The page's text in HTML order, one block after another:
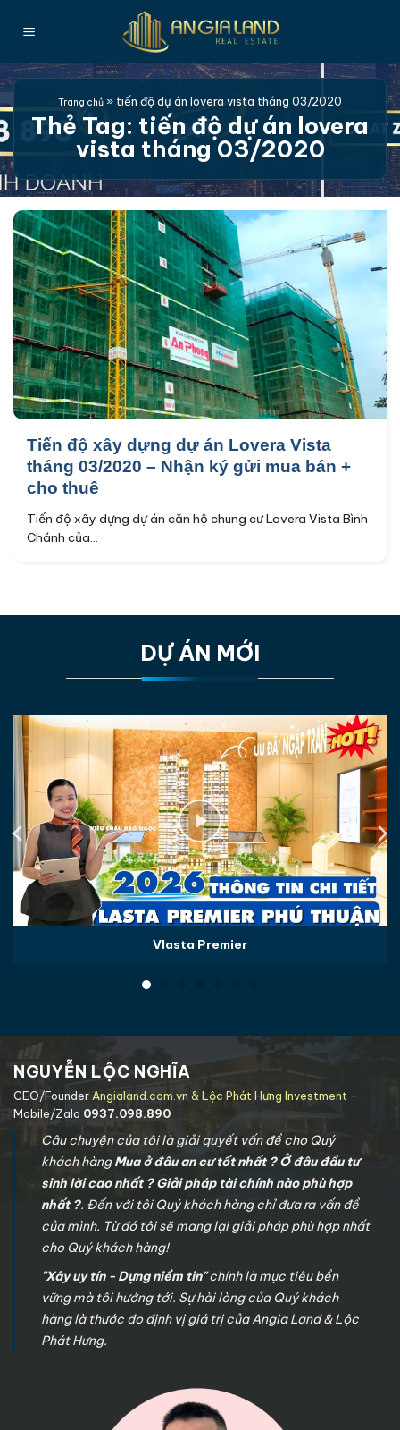
qua
dung
Trang chủ » tiến độ dự án lovera vista tháng 03/2020
Thẻ Tag: tiến độ dự án lovera
vista tháng 03/2020
Tiến độ xây dựng dự án Lovera Vista
tháng 03/2020 – Nhận ký gửi mua bán +
cho thuê
Tiến độ xây dựng dự án căn hộ chung cư Lovera Vista Bình
Chánh của...
DỰ ÁN MỚI
Vlasta Premier
NGUYỄN LỘC NGHĨA
CEO/Founder Angialand.com.vn & Lộc Phát Hưng Investment -
Mobile/Zalo 0937.098.890
Câu chuyện của tôi là giải quyết vấn đề cho Quý
khách hàngMua ở đâu an cư tốt nhất ? Ở đâu đầu tư
sinh lời cao nhất ? Giải pháp tài chính nào phù hợp
nhất ?. Đến với tôi Quý khách hàng chỉ đưa ra vấn đề
của mình. Từ đó tôi sẽ mang lại giải pháp phù hợp nhất
cho Quý khách hàng!
"Xây uy tín - Dựng niềm tin"chính là mục tiêu bền
vững mà tôi hướng tới. Sự hài lòng của Quý khách
hàng là thước đo định vị giá trị của Angia Land & Lộc
Phát Hưng.